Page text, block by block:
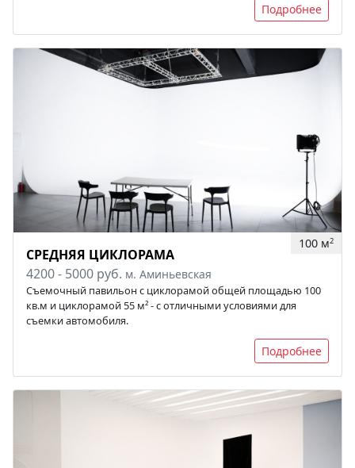
Подробнее
100 м2
СРЕДНЯЯ ЦИКЛОРАМА
4200 - 5000 руб. м. Аминьевская
Съемочный павильон с циклорамой общей площадью 100
кв.м и циклорамой 55 м² - с отличными условиями для
съемки автомобиля.
Подробнее